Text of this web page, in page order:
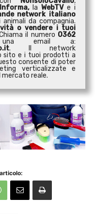
Informa,laWebTVe i
network italiano
da compagnia.
ovendere i tuoi
il numero 0362
email a:
. Il network
sito e i tuoi prodotti a
consente di poter
verticalizzate e
reale.